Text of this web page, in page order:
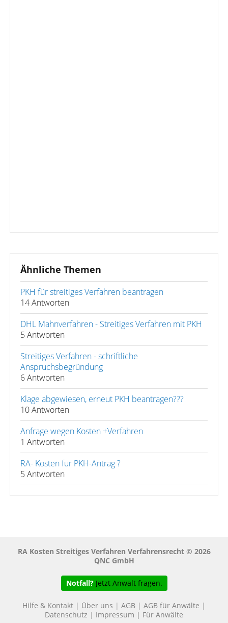
Ähnliche Themen
PKH für streitiges Verfahren beantragen
14 Antworten
DHL Mahnverfahren - Streitiges Verfahren mit PKH
5 Antworten
Streitiges Verfahren - schriftliche
Anspruchsbegründung
6 Antworten
Klage abgewiesen, erneut PKH beantragen???
10 Antworten
Anfrage wegen Kosten +Verfahren
1 Antworten
RA- Kosten für PKH-Antrag ?
5 Antworten
RA Kosten Streitiges Verfahren Verfahrensrecht © 2026
QNC GmbH
Notfall? Jetzt Anwalt fragen.
Hilfe & Kontakt | Über uns | AGB | AGB für Anwälte |
Datenschutz | Impressum | Für Anwälte